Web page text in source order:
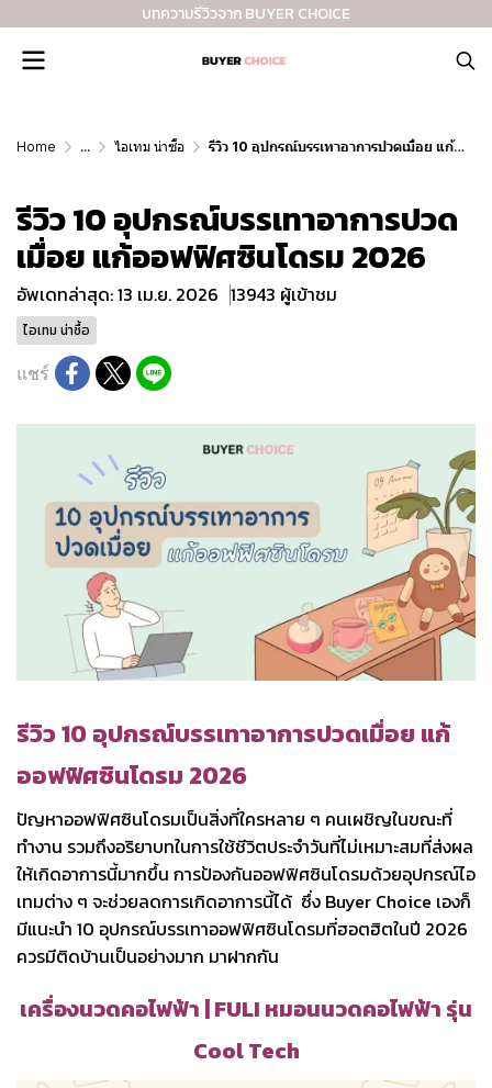
บทความรีวิวจาก BUYER CHOICE
Home ... ไอเทม น่าซื้อ รีวิว 10 อุปกรณ์บรรเทาอาการปวดเมื่อย แก้ออฟฟิศซินโดรม 2026
รีวิว 10 อุปกรณ์บรรเทาอาการปวด
เมื่อย แก้ออฟฟิศซินโดรม 2026
อัพเดทล่าสุด: 13 เม.ย. 2026 13943 ผู้เข้าชม
ไอเทม น่าซื้อ
แชร์
รีวิว 10 อุปกรณ์บรรเทาอาการปวดเมื่อย แก้
ออฟฟิศซินโดรม 2026
ปัญหาออฟฟิศซินโดรมเป็นสิ่งที่ใครหลาย ๆ คนเผชิญในขณะที่
ทำงาน รวมถึงอริยาบทในการใช้ชีวิตประจำวันที่ไม่เหมาะสมที่ส่งผล
ให้เกิดอาการนี้มากขึ้น การป้องกันออฟฟิศซินโดรมด้วยอุปกรณ์ไอ
เทมต่าง ๆ จะช่วยลดการเกิดอาการนี้ได้ ซึ่ง Buyer Choice เองก็
มีแนะนำ 10 อุปกรณ์บรรเทาออฟฟิศซินโดรมที่ฮอตฮิตในปี 2026
ควรมีติดบ้านเป็นอย่างมาก มาฝากกัน
เครื่องนวดคอไฟฟ้า | FULI หมอนนวดคอไฟฟ้า รุ่น
Cool Tech